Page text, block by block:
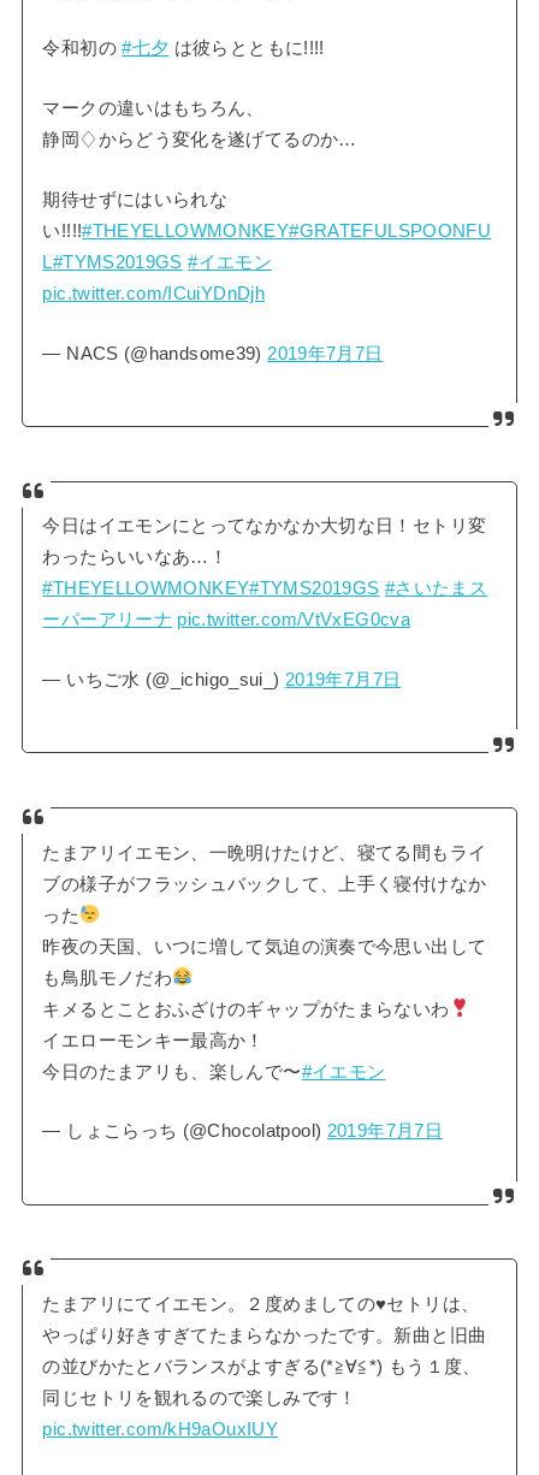
令和初の#七夕 は彼らとともに!!!!
マークの違いはもちろん、
静岡♢からどう変化を遂げてるのか…
期待せずにはいられな
い!!!!#THEYELLOWMONKEY#GRATEFULSPOONFU
L#TYMS2019GS #イエモン
pic.twitter.com/ICuiYDnDjh
— NACS (@handsome39) 2019年7月7日
今日はイエモンにとってなかなか大切な日！セトリ変
わったらいいなあ…！
#THEYELLOWMONKEY#TYMS2019GS #さいたまス
ーパーアリーナ pic.twitter.com/VtVxEG0cva
— いちご水 (@_ichigo_sui_) 2019年7月7日
たまアリイエモン、一晩明けたけど、寝てる間もライ
ブの様子がフラッシュバックして、上手く寝付けなか
った
昨夜の天国、いつに増して気迫の演奏で今思い出して
も鳥肌モノだわ
キメるとことおふざけのギャップがたまらないわ
イエローモンキー最高か！
今日のたまアリも、楽しんで〜#イエモン
— しょこらっち (@Chocolatpool) 2019年7月7日
たまアリにてイエモン。２度めましての♥️セトリは、
やっぱり好きすぎてたまらなかったです。新曲と旧曲
の並びかたとバランスがよすぎる(*≧∀≦*) もう１度、
同じセトリを観れるので楽しみです！
pic.twitter.com/kH9aOuxIUY